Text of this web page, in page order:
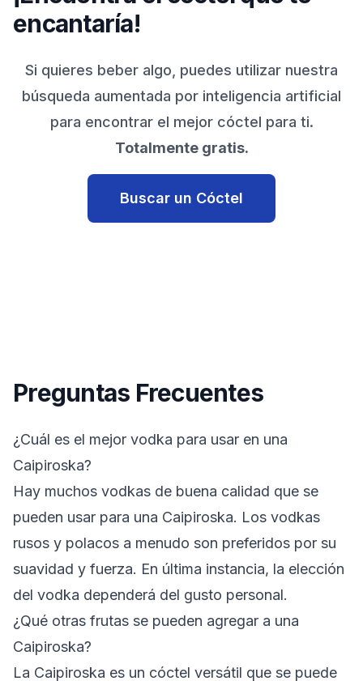
encantaría!
Si quieres beber algo, puedes utilizar nuestra
búsqueda aumentada por inteligencia artificial
para encontrar el mejor cóctel para ti.
Totalmente gratis.
Buscar un Cóctel
Preguntas Frecuentes
¿Cuál es el mejor vodka para usar en una
Caipiroska?
Hay muchos vodkas de buena calidad que se
pueden usar para una Caipiroska. Los vodkas
rusos y polacos a menudo son preferidos por su
suavidad y fuerza. En última instancia, la elección
del vodka dependerá del gusto personal.
¿Qué otras frutas se pueden agregar a una
Caipiroska?
La Caipiroska es un cóctel versátil que se puede